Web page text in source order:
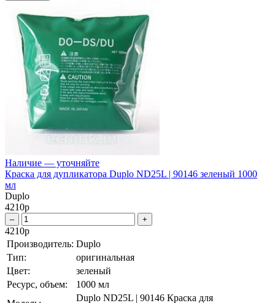
Наличие — уточняйте
Краска для дупликатора Duplo ND25L | 90146 зеленый 1000
мл
Duplo
4210р
– +
4210р
Производитель: Duplo
Тип:
оригинальная
Цвет:
зеленый
Ресурс, объем:
1000 мл
Duplo ND25L | 90146 Краска для